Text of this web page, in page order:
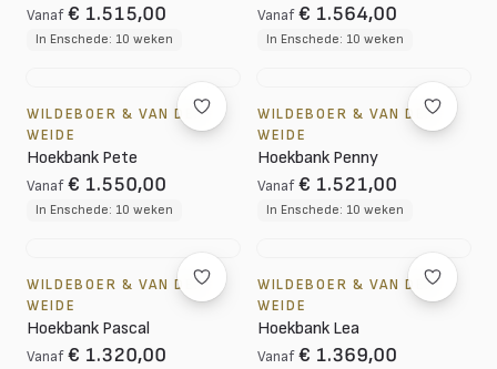
Vanaf € 1.515,00
In Enschede: 10 weken
Vanaf € 1.564,00
In Enschede: 10 weken
WILDEBOER & VAN DER
WEIDE
Hoekbank Pete
Vanaf € 1.550,00
In Enschede: 10 weken
WILDEBOER & VAN DER
WEIDE
Hoekbank Penny
Vanaf € 1.521,00
In Enschede: 10 weken
WILDEBOER & VAN DER
WEIDE
Hoekbank Pascal
Vanaf € 1.320,00
WILDEBOER & VAN DER
WEIDE
Hoekbank Lea
Vanaf € 1.369,00